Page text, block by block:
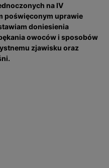
na IV
poświęconym uprawie
doniesienia
owoców i sposobów
zjawisku oraz